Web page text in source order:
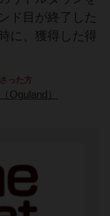
ド目が終了した
に、獲得した得
った方
Oguland）